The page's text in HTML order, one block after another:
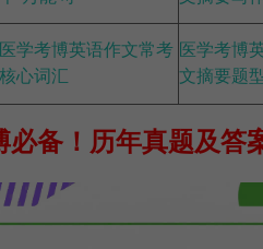
医学考博英语作文常考
核心词汇
医学考博
文摘要题
必备！ 历年真题及答